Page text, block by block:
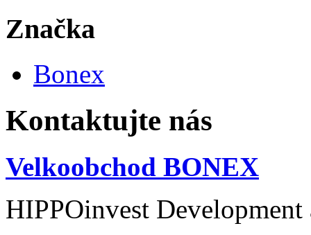
Značka
Bonex
Kontaktujte nás
Velkoobchod BONEX
HIPPOinvest Development